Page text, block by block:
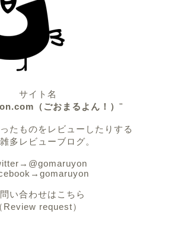
サイト名
（ごおまるよん！） "
たものをレビューしたりする
多レビューブログ。
@gomaruyon
gomaruyon
い合わせはこちら
Review request）